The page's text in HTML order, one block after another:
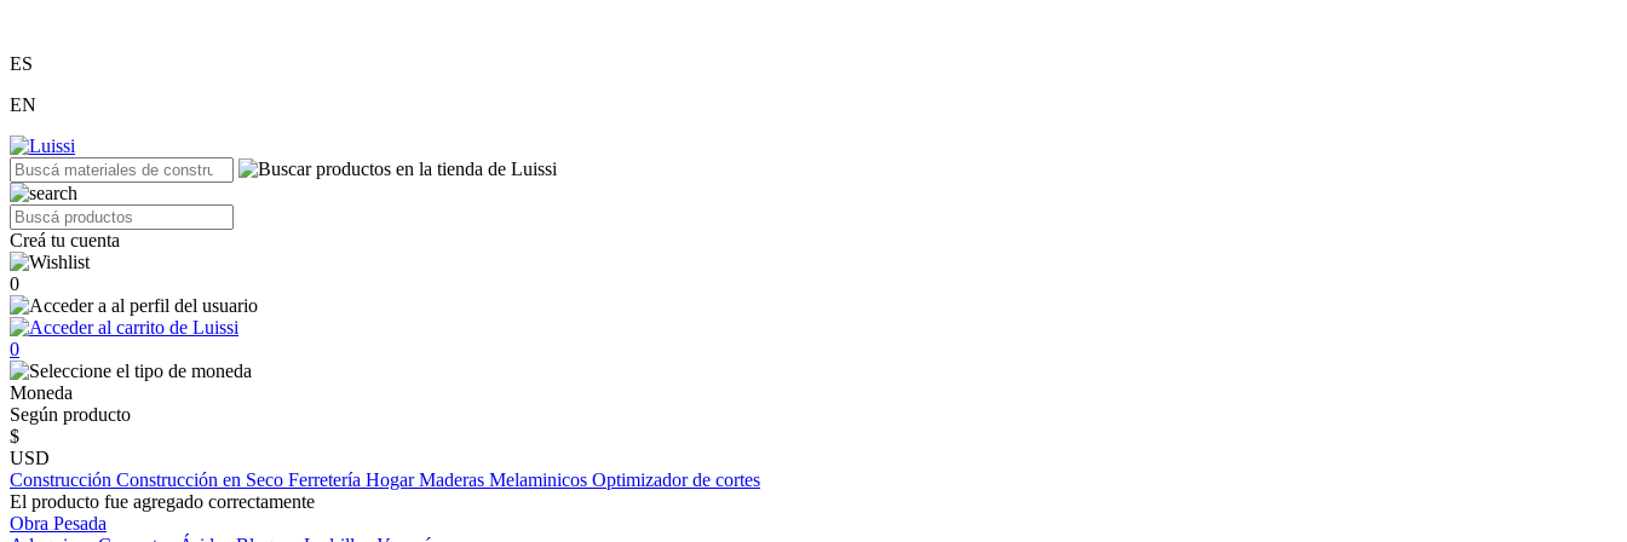
ES
EN
Creá tu cuenta
0
0
Moneda
Según producto
$
USD
Construcción Construcción en Seco Ferretería HogarMaderas Melaminicos Optimizador de cortes
El producto fue agregado correctamente
Obra Pesada